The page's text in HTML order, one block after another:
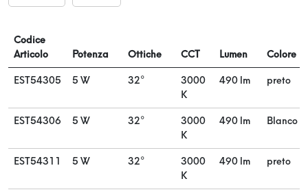
Codice
Articolo
Potenza Ottiche CCT Lumen Colore
EST54305 5 W 32°
3000
K
490 lm preto
EST54306 5 W 32°
3000
K
490 lm Blanco
EST54311 5 W 32°
3000
K
490 lm preto